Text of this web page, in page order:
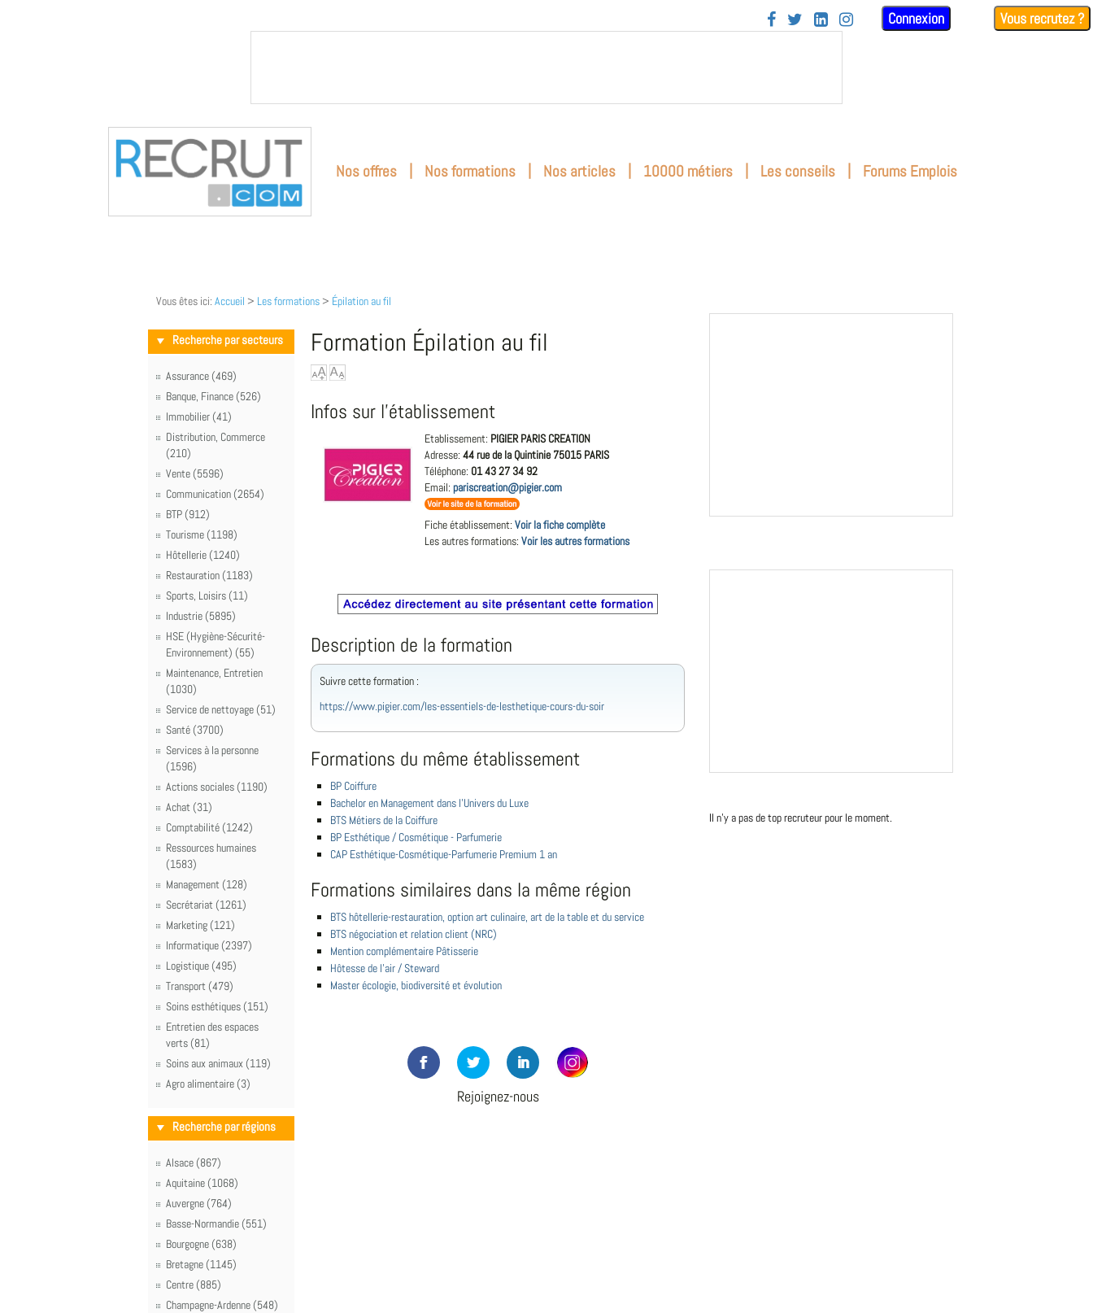
    Connexion Vous recrutez ?
Nos offres | Nos formations | Nos articles | 10000 métiers | Les conseils | Forums Emplois
Vous êtes ici: Accueil > Les formations > Épilation au fil
Recherche par secteurs
Assurance (469)
Banque, Finance (526)
Immobilier (41)
Distribution, Commerce
(210)
Vente (5596)
Communication (2654)
BTP (912)
Tourisme (1198)
Hôtellerie (1240)
Restauration (1183)
Sports, Loisirs (11)
Industrie (5895)
HSE (Hygiène-Sécurité-
Environnement) (55)
Maintenance, Entretien
(1030)
Service de nettoyage (51)
Santé (3700)
Services à la personne
(1596)
Actions sociales (1190)
Achat (31)
Comptabilité (1242)
Ressources humaines
(1583)
Management (128)
Secrétariat (1261)
Marketing (121)
Informatique (2397)
Logistique (495)
Transport (479)
Soins esthétiques (151)
Entretien des espaces
verts (81)
Soins aux animaux (119)
Agro alimentaire (3)
Recherche par régions
Alsace (867)
Aquitaine (1068)
Auvergne (764)
Basse-Normandie (551)
Bourgogne (638)
Bretagne (1145)
Centre (885)
Champagne-Ardenne (548)
Formation Épilation au fil
Infos sur l'établissement
Etablissement: PIGIER PARIS CREATION
Adresse: 44 rue de la Quintinie 75015 PARIS
Téléphone: 01 43 27 34 92
Email: pariscreation@pigier.com
Fiche établissement: Voir la fiche complète
Les autres formations: Voir les autres formations
Description de la formation
Suivre cette formation :
https://www.pigier.com/les-essentiels-de-lesthetique-cours-du-soir
Formations du même établissement
BP Coiffure
Bachelor en Management dans l'Univers du Luxe
BTS Métiers de la Coiffure
BP Esthétique / Cosmétique - Parfumerie
CAP Esthétique-Cosmétique-Parfumerie Premium 1 an
Formations similaires dans la même région
BTS hôtellerie-restauration, option art culinaire, art de la table et du service
BTS négociation et relation client (NRC)
Mention complémentaire Pâtisserie
Hôtesse de l'air / Steward
Master écologie, biodiversité et évolution
Rejoignez-nous
Il n'y a pas de top recruteur pour le moment.